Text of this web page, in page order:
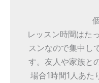
レッスン時間はた
スンなので集中し
す。友人や家族と
場合1時間1人あた